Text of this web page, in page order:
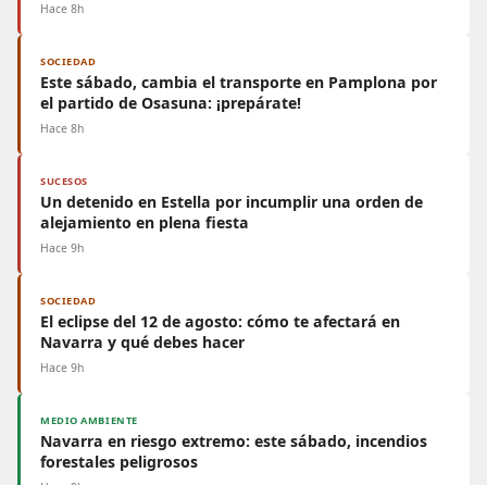
Hace 8h
SOCIEDAD
Este sábado, cambia el transporte en Pamplona por
el partido de Osasuna: ¡prepárate!
Hace 8h
SUCESOS
Un detenido en Estella por incumplir una orden de
alejamiento en plena fiesta
Hace 9h
SOCIEDAD
El eclipse del 12 de agosto: cómo te afectará en
Navarra y qué debes hacer
Hace 9h
MEDIO AMBIENTE
Navarra en riesgo extremo: este sábado, incendios
forestales peligrosos